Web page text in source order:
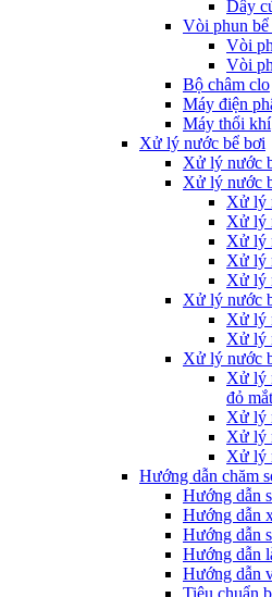
Dây
Vòi phun bể
Vòi
Vòi
Bộ châm clo
Máy điện
Máy thổi khí
Xử lý nước bể bơi
Xử lý nước
Xử lý nước
Xử lý
Xử lý
Xử lý
Xử lý
Xử lý
Xử lý nước
Xử lý
Xử lý
Xử lý nước
Xử lý
đỏ mắt
Xử lý
Xử lý
Xử lý
Hướng dẫn chăm
Hướng dẫn
Hướng dẫn
Hướng dẫn
Hướng dẫn
Hướng dẫn
Tiêu chuẩn